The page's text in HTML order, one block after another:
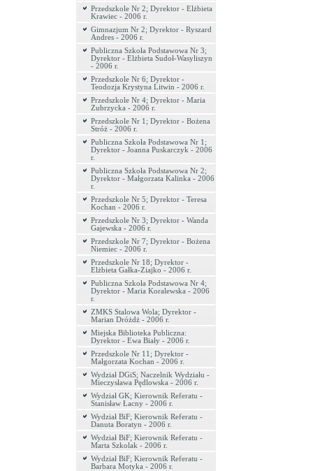
Przedszkole Nr 2; Dyrektor - Elżbieta
Krawiec - 2006 r.
Gimnazjum Nr 2; Dyrektor - Ryszard
Andres - 2006 r.
Publiczna Szkoła Podstawowa Nr 3;
Dyrektor - Elżbieta Sudoł-Wasyliszyn
- 2006 r.
Przedszkole Nr 6; Dyrektor -
Teodozja Krystyna Litwin - 2006 r.
Przedszkole Nr 4; Dyrektor - Maria
Zubrzycka - 2006 r.
Przedszkole Nr 1; Dyrektor - Bożena
Stróż - 2006 r.
Publiczna Szkoła Podstawowa Nr 1;
Dyrektor - Joanna Puskarczyk - 2006
r.
Publiczna Szkoła Podstawowa Nr 2;
Dyrektor - Małgorzata Kalinka - 2006
r.
Przedszkole Nr 5; Dyrektor - Teresa
Kochan - 2006 r.
Przedszkole Nr 3; Dyrektor - Wanda
Gajewska - 2006 r.
Przedszkole Nr 7; Dyrektor - Bożena
Niemiec - 2006 r.
Przedszkole Nr 18; Dyrektor -
Elżbieta Gałka-Ziajko - 2006 r.
Publiczna Szkoła Podstawowa Nr 4;
Dyrektor - Maria Koralewska - 2006
r.
ZMKS Stalowa Wola; Dyrektor -
Marian Dróżdż - 2006 r.
Miejska Biblioteka Publiczna:
Dyrektor - Ewa Biały - 2006 r.
Przedszkole Nr 11; Dyrektor -
Małgorzata Kochan - 2006 r.
Wydział DGiS; Naczelnik Wydziału -
Mieczysława Pędlowska - 2006 r.
Wydział GK; Kierownik Referatu -
Stanisław Łacny - 2006 r.
Wydział BiF; Kierownik Referatu -
Danuta Boratyn - 2006 r.
Wydział BiF; Kierownik Referatu -
Marta Szkolak - 2006 r.
Wydział BiF; Kierownik Referatu -
Barbara Motyka - 2006 r.